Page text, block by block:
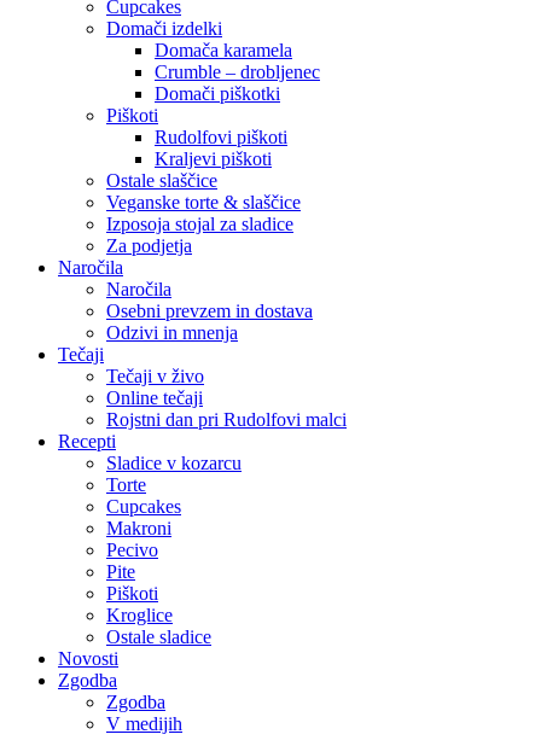
Cupcakes
Domači izdelki
Domača karamela
Crumble – drobljenec
Domači piškotki
Piškoti
Rudolfovi piškoti
Kraljevi piškoti
Ostale slaščice
Veganske torte & slaščice
Izposoja stojal za sladice
Za podjetja
Naročila
Naročila
Osebni prevzem in dostava
Odzivi in mnenja
Tečaji
Tečaji v živo
Online tečaji
Rojstni dan pri Rudolfovi malci
Recepti
Sladice v kozarcu
Torte
Cupcakes
Makroni
Pecivo
Pite
Piškoti
Kroglice
Ostale sladice
Novosti
Zgodba
Zgodba
V medijih